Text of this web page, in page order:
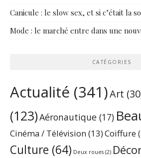
Canicule : le slow sex, et si c’était la
Mode : le marché entre dans une
CATÉGORIES
Actualité (341)Art
(123)Aéronautique (17)
Cinéma / Télévision(13)Coiffure
Culture (64) Deux roues (2)